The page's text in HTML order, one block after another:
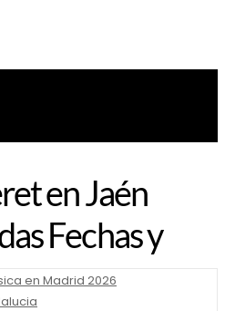
en Madrid 2026
en Jaén
Fechas y